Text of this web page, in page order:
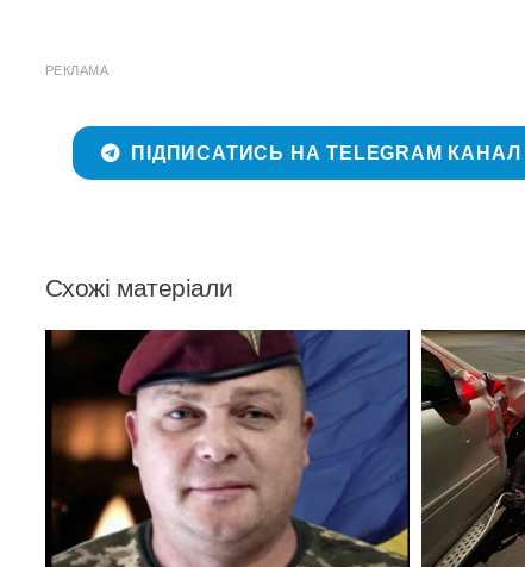
РЕКЛАМА
ПІДПИСАТИСЬ НА TELEGRAM КАНАЛ
Схожі матеріали